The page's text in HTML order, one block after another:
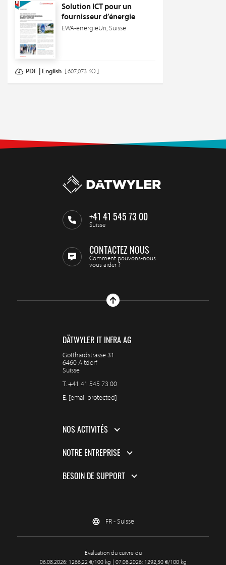
Solution ICT pour un
fournisseur d’énergie
EWA-energieUri, Suisse
PDF | English [ 607,073 KO ]
+41 41 545 73 00
Suisse
CONTACTEZ NOUS
Comment pouvons-nous
vous aider ?
DÄTWYLER IT INFRA AG
Gotthardstrasse 31
6460 Altdorf
Suisse
T.+41 41 545 73 00
E. [email protected]
NOS ACTIVITÉS
NOTRE ENTREPRISE
BESOIN DE SUPPORT
FR - Suisse
Évaluation du cuivre du
06.08.2026: 1266,22 €/100 kg | 07.08.2026: 1292,30 €/100 kg